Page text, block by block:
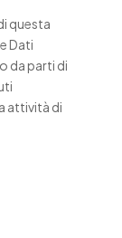
questa
Dati
da parti di
attività di